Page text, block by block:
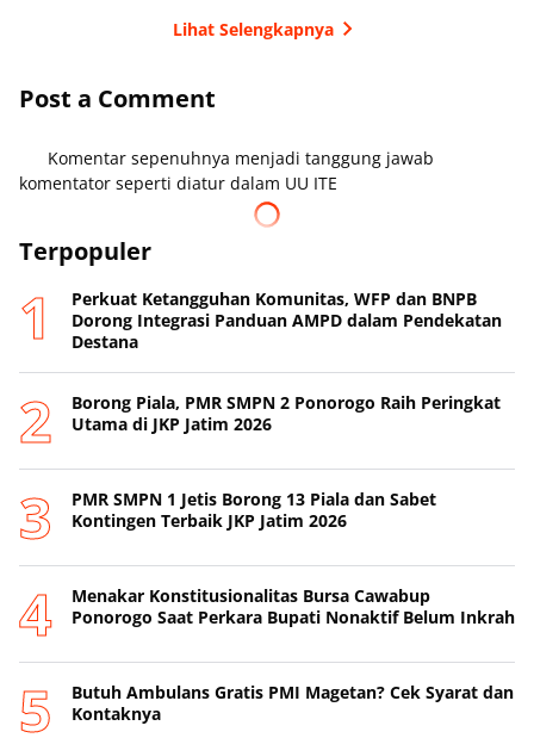
Lihat Selengkapnya
Post a Comment
Komentar sepenuhnya menjadi tanggung jawab
komentator seperti diatur dalam UU ITE
Terpopuler
Perkuat Ketangguhan Komunitas, WFP dan BNPB
Dorong Integrasi Panduan AMPD dalam Pendekatan
Destana
Borong Piala, PMR SMPN 2 Ponorogo Raih Peringkat
Utama di JKP Jatim 2026
PMR SMPN 1 Jetis Borong 13 Piala dan Sabet
Kontingen Terbaik JKP Jatim 2026
Menakar Konstitusionalitas Bursa Cawabup
Ponorogo Saat Perkara Bupati Nonaktif Belum Inkrah
Butuh Ambulans Gratis PMI Magetan? Cek Syarat dan
Kontaknya